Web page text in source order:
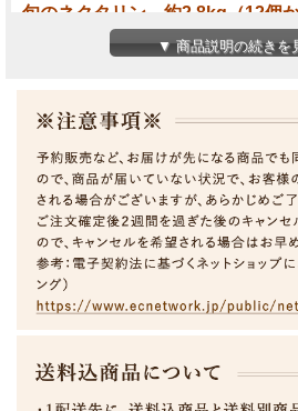
旬のネクタリン 約2.8kg（12個
-- 皮ごと食べられる桃【ネクタリ
ネクタリンは、長野県が全国生産量一
物です。
桃の仲間で皮の表面に毛が無く、つる
れます。
桃よりも酸味が強く、ジューシーで甘
にぴったりです。
ももに比べ、ビタミンCに加えてビタ
収穫時期が短く、ごく短期間しか市場
▼ 商品説明の続き